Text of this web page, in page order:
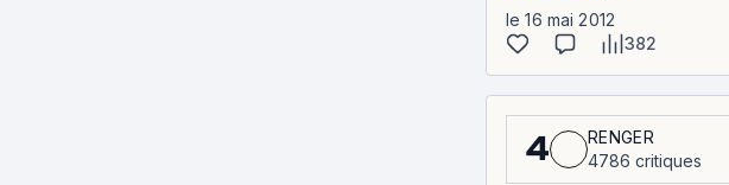
le 16 mai 2012
382
4
RENGER
4786 critiques